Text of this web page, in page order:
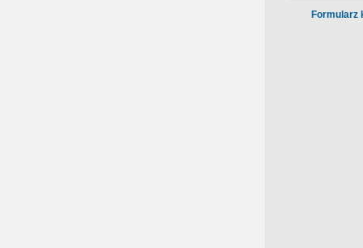
Formularz